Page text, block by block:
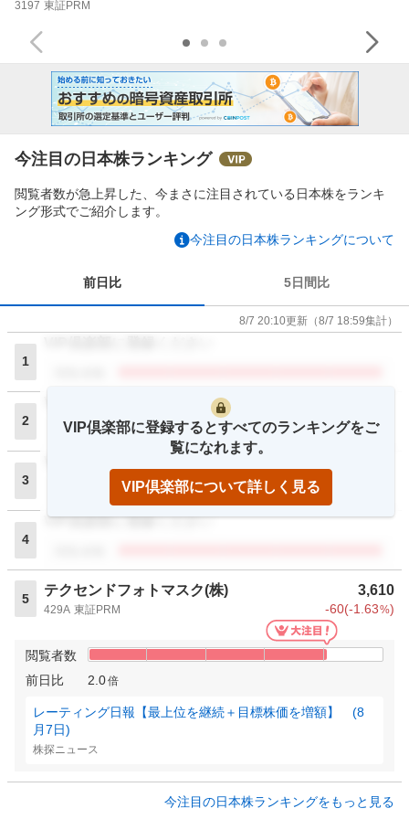
3197 東証PRM
今注目の日本株ランキング
閲覧者数が急上昇した、今まさに注目されている日本株をランキ
ング形式でご紹介します。
今注目の日本株ランキングについて
前日比 5日間比
8/7 20:10更新 （8/7 18:59集計）
1
2
VIP倶楽部に登録ください
閲覧者数
3
4
VIP倶楽部に登録ください
5
テクセンドフォトマスク(株) 3,610
429A 東証PRM -60(-1.63%)
閲覧者数
前日比
2.0倍
レーティング日報【最上位を継続＋目標株価を増額】 (8
月7日)
株探ニュース
VIP倶楽部に登録するとすべてのランキングをご
覧になれます。
VIP倶楽部について詳しく見る
今注目の日本株ランキングをもっと見る